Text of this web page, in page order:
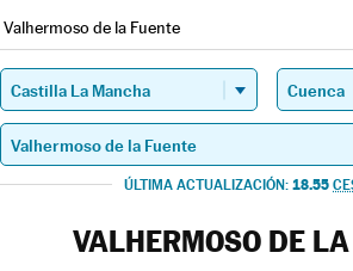
Valhermoso de la Fuente
ÚLTIMA ACTUALIZACIÓN: 18.55
VALHERMOSO DE